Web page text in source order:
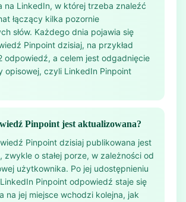
na LinkedIn, w której trzeba znaleźć
łączący kilka pozornie
słów. Każdego dnia pojawia się
Pinpoint dzisiaj, na przykład
odpowiedź, a celem jest odgadnięcie
opisowej, czyli LinkedIn Pinpoint
Pinpoint jest aktualizowana?
Pinpoint dzisiaj publikowana jest
zwykle o stałej porze, w zależności od
użytkownika. Po jej udostępnieniu
Pinpoint odpowiedź staje się
na jej miejsce wchodzi kolejna, jak